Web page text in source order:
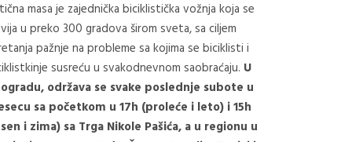
masa je zajednička biciklistička vožnja koja se
u preko 300 gradova širom sveta, sa ciljem
pažnje na probleme sa kojima se biciklisti i
susreću u svakodnevnom saobraćaju. U
održava se svake poslednje subote u
sa početkom u 17h (proleće i leto) i 15h
i zima) sa Trga Nikole Pašića, a u regionu u